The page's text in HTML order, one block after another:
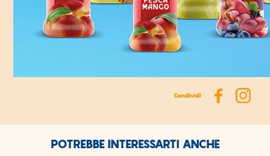
Condividi
POTREBBE INTERESSARTI ANCHE